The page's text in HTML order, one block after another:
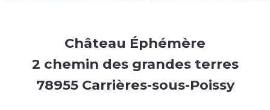
Château Éphémère
2 chemin des grandes terres
78955 Carrières-sous-Poissy